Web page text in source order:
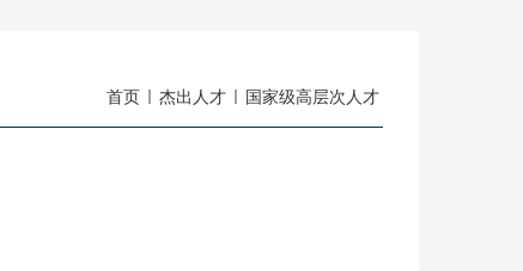
首页 杰出人才 国家级高层次人才